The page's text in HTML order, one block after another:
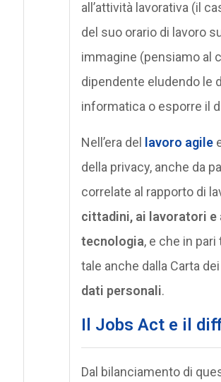
all’attività lavorativa (il
del suo orario di lavoro
immagine (pensiamo al
dipendente eludendo le
informatica o esporre il
Nell’era del lavoro agile
della privacy, anche da
correlate al rapporto di
cittadini, ai lavoratori
tecnologia, e che in
tale anche dalla Carta
dati personali.
Il Jobs Act e il
Dal bilanciamento di